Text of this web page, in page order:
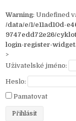
Warning: Undefined
/data/e/1/e11ad10d-
9747edd72e26/
login-register-
>
Uživatelské jméno:
Heslo:
Pamatovat